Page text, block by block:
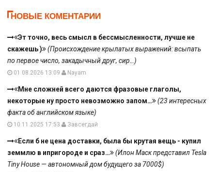
НОВЫЕ КОМЕНТАРИИ
Эт точно, весь смысл в бессмысленности, лучше не
скажешь )
(Происхождение крылатых выражений: всыпать
по первое число, закадычный друг, сир…)
01.08.2026 13:09 Nayam
Мне сложней всего даются фразовые глаголы,
некоторые ну просто невозможно запом…
(23 интересных
факта об английском языке)
10.11.2025 17:53 Завсегдай
Если б не цена доставки, была бы крутая вещь - купил
земмлю в ипригороде и сраз…
(Илон Маск представил Tesla
Tiny House — автономный дом будущего за 7000$)